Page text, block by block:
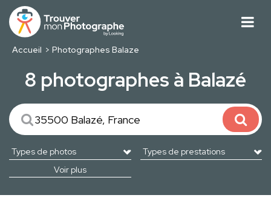
Accueil Photographes Balaze
8 photographes à Balazé
Voir plus